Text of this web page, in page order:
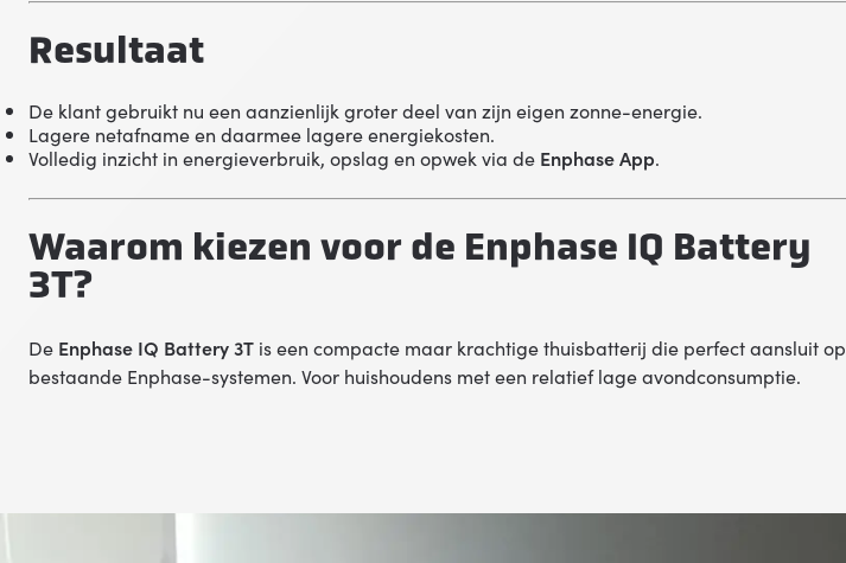
Resultaat
De klant gebruikt nu een aanzienlijk groter deel van zijn eigen zonne-energie.
Lagere netafname en daarmee lagere energiekosten.
Volledig inzicht in energieverbruik, opslag en opwek via de Enphase App.
Waarom kiezen voor de Enphase IQ Battery
3T?
De Enphase IQ Battery 3T is een compacte maar krachtige thuisbatterij die perfect aansluit op
bestaande Enphase-systemen. Voor huishoudens met een relatief lage avondconsumptie.